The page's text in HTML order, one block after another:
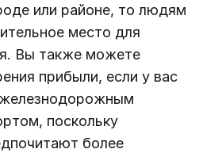
или районе, то людям
место для
Вы также можете
прибыли, если у вас
поскольку
более